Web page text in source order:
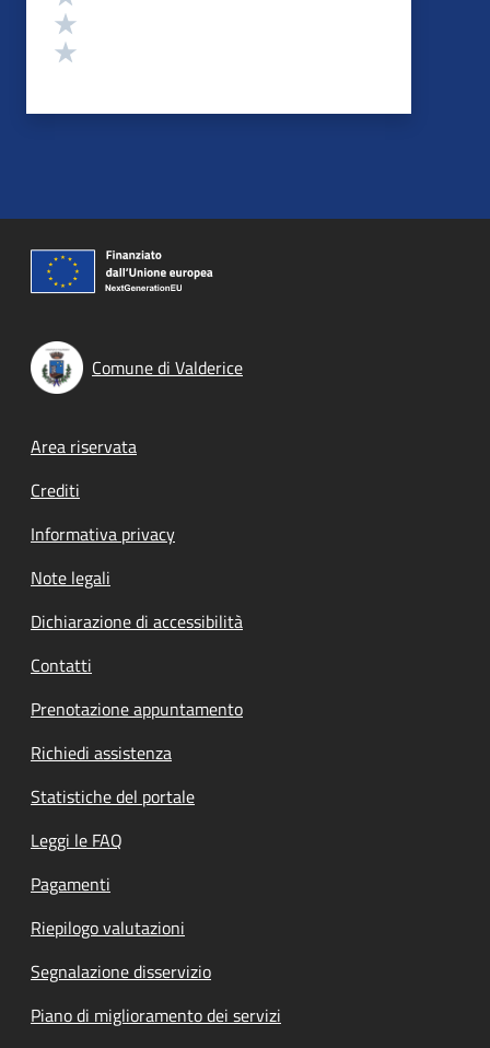
Comune di Valderice
Footer menu
Area riservata
Crediti
Informativa privacy
Note legali
Dichiarazione di accessibilità
Contatti
Prenotazione appuntamento
Richiedi assistenza
Statistiche del portale
Leggi le FAQ
Pagamenti
Riepilogo valutazioni
Segnalazione disservizio
Piano di miglioramento dei servizi